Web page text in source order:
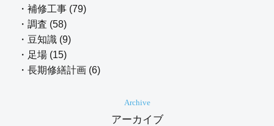
・補修工事 (79)
・調査 (58)
・豆知識 (9)
・足場 (15)
・長期修繕計画 (6)
Archive
アーカイブ